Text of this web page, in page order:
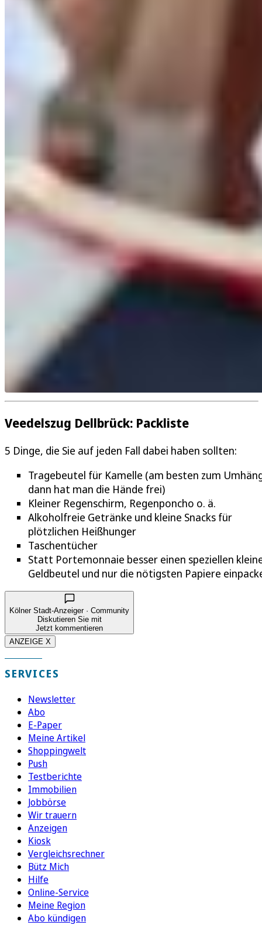
Veedelszug Dellbrück: Packliste
5 Dinge, die Sie auf jeden Fall dabei haben sollten:
Tragebeutel für Kamelle (am besten zum
dann hat man die Hände frei)
Kleiner Regenschirm, Regenponcho o. ä.
Alkoholfreie Getränke und kleine Snacks für
plötzlichen Heißhunger
Taschentücher
Statt Portemonnaie besser einen speziellen
Geldbeutel und nur die nötigsten Papiere
Kölner Stadt-Anzeiger · Community
Diskutieren Sie mit
Jetzt kommentieren
ANZEIGE X
SERVICES
Newsletter
Abo
E-Paper
Meine Artikel
Shoppingwelt
Push
Testberichte
Immobilien
Jobbörse
Wir trauern
Anzeigen
Kiosk
Vergleichsrechner
Bütz Mich
Hilfe
Online-Service
Meine Region
Abo kündigen